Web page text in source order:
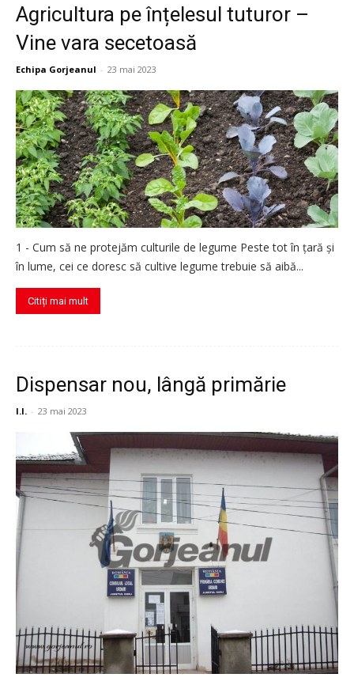
Agricultura pe înțelesul tuturor –
Vine vara secetoasă
Echipa Gorjeanul - 23 mai 2023
1 - Cum să ne protejăm culturile de legume Peste tot în țară și
în lume, cei ce doresc să cultive legume trebuie să aibă...
Citiți mai mult
Dispensar nou, lângă primărie
I.I. - 23 mai 2023